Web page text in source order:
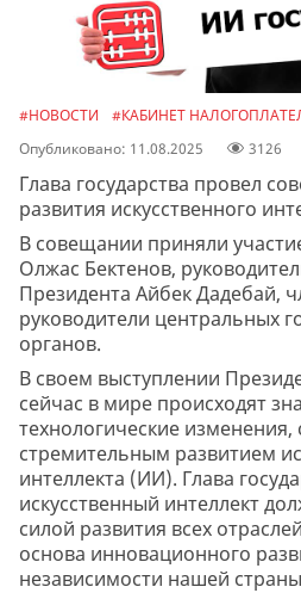
#НОВОСТИ
#КАБИНЕТ
Опубликовано: 11.08.2025
3126
Глава государства провел
развития искусственного
В совещании приняли
Олжас Бектенов,
Президента Айбек Дадебай,
руководители центральных
органов.
В своем выступлении
сейчас в мире происходят
технологические изменения,
стремительным развитием
интеллекта (ИИ). Глава
искусственный интеллект
силой развития всех
основа инновационного
независимости нашей